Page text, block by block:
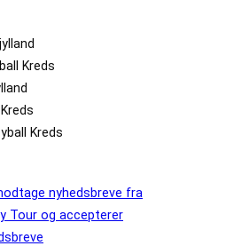
Kreds
Kreds
nyhedsbreve fra
Tour og accepterer